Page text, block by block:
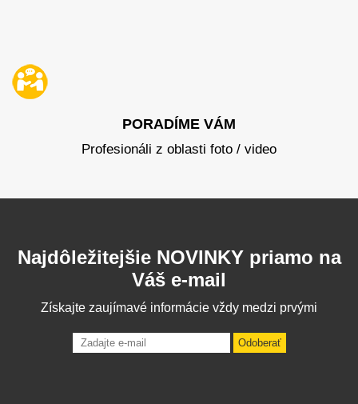
PORADÍME VÁM
Profesionáli z oblasti foto / video
Najdôležitejšie NOVINKY priamo na
Váš e-mail
Získajte zaujímavé informácie vždy medzi prvými
Odoberať